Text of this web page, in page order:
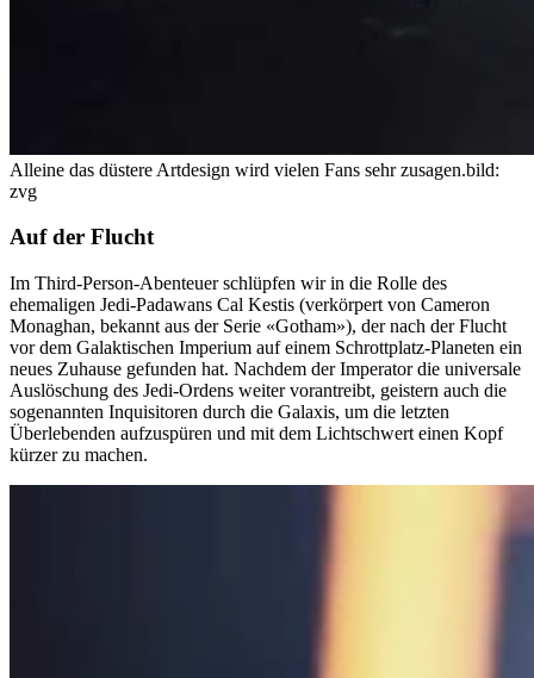
Alleine das düstere Artdesign wird vielen Fans sehr zusagen.bild:
zvg
Auf der Flucht
Im Third-Person-Abenteuer schlüpfen wir in die Rolle des
ehemaligen Jedi-Padawans Cal Kestis (verkörpert von Cameron
Monaghan, bekannt aus der Serie «Gotham»), der nach der Flucht
vor dem Galaktischen Imperium auf einem Schrottplatz-Planeten ein
neues Zuhause gefunden hat. Nachdem der Imperator die universale
Auslöschung des Jedi-Ordens weiter vorantreibt, geistern auch die
sogenannten Inquisitoren durch die Galaxis, um die letzten
Überlebenden aufzuspüren und mit dem Lichtschwert einen Kopf
kürzer zu machen.